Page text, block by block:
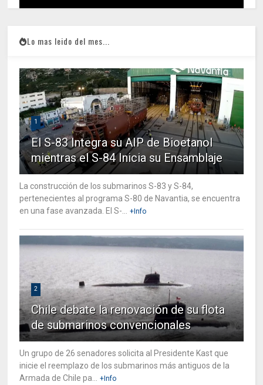
Lo mas leido del mes...
1
El S-83 Integra su AIP de Bioetanol
mientras el S-84 Inicia su Ensamblaje
La construcción de los submarinos S-83 y S-84,
pertenecientes al programa S-80 de Navantia, se encuentra
en una fase avanzada. El S-...
+Info
2
Chile debate la renovación de su flota
de submarinos convencionales
Un grupo de 26 senadores solicita al Presidente Kast que
inicie el reemplazo de los submarinos más antiguos de la
Armada de Chile pa...
+Info